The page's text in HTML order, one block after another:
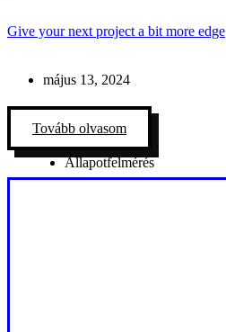
Give your next project a bit more edge
május 13, 2024
Tovább olvasom
Állapotfelmérés